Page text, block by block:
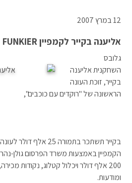
12 במרץ 2007
אליענה בקייר לקמפיין FUNKIER
גלובס
השחקנית אליענה
בקייר, זוכת העונה
הראשונה של "רוקדים עם כוכבים",
בקייר תשתכר בתמורה 25
הקמפיין באמצעות משרד הפרסום גולן-
200 אלף דולר ויכלול קטלוג, נקודות
ומודעות.